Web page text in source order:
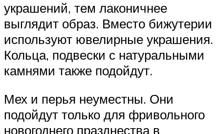
украшений, тем лаконичнее
выглядит образ. Вместо бижутерии
используют ювелирные украшения.
Кольца, подвески с натуральными
камнями также подойдут.
Мех и перья неуместны. Они
подойдут только для фривольного
новогоднего празднества в